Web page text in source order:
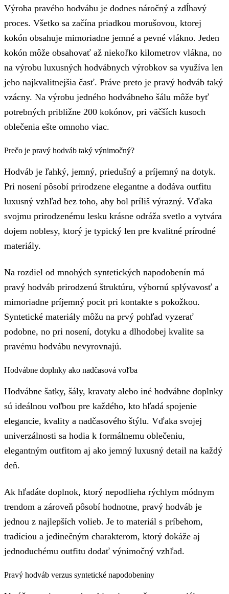
Výroba pravého hodvábu je dodnes náročný a zdĺhavý
proces. Všetko sa začína priadkou morušovou, ktorej
kokón obsahuje mimoriadne jemné a pevné vlákno. Jeden
kokón môže obsahovať až niekoľko kilometrov vlákna, no
na výrobu luxusných hodvábnych výrobkov sa využíva len
jeho najkvalitnejšia časť. Práve preto je pravý hodváb taký
vzácny. Na výrobu jedného hodvábneho šálu môže byť
potrebných približne 200 kokónov, pri väčších kusoch
oblečenia ešte omnoho viac.
Prečo je pravý hodváb taký výnimočný?
Hodváb je ľahký, jemný, priedušný a príjemný na dotyk.
Pri nosení pôsobí prirodzene elegantne a dodáva outfitu
luxusný vzhľad bez toho, aby bol príliš výrazný. Vďaka
svojmu prirodzenému lesku krásne odráža svetlo a vytvára
dojem noblesy, ktorý je typický len pre kvalitné prírodné
materiály.
Na rozdiel od mnohých syntetických napodobenín má
pravý hodváb prirodzenú štruktúru, výbornú splývavosť a
mimoriadne príjemný pocit pri kontakte s pokožkou.
Syntetické materiály môžu na prvý pohľad vyzerať
podobne, no pri nosení, dotyku a dlhodobej kvalite sa
pravému hodvábu nevyrovnajú.
Hodvábne doplnky ako nadčasová voľba
Hodvábne šatky, šály, kravaty alebo iné hodvábne doplnky
sú ideálnou voľbou pre každého, kto hľadá spojenie
elegancie, kvality a nadčasového štýlu. Vďaka svojej
univerzálnosti sa hodia k formálnemu oblečeniu,
elegantným outfitom aj ako jemný luxusný detail na každý
deň.
Ak hľadáte doplnok, ktorý nepodlieha rýchlym módnym
trendom a zároveň pôsobí hodnotne, pravý hodváb je
jednou z najlepších volieb. Je to materiál s príbehom,
tradíciou a jedinečným charakterom, ktorý dokáže aj
jednoduchému outfitu dodať výnimočný vzhľad.
Pravý hodváb verzus syntetické napodobeniny